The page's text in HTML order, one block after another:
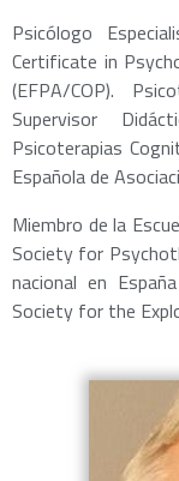
Psicólogo
Certificate in
(EFPA/COP).
Supervisor
Psicoterapias
Española de
Miembro de la
Society for
nacional en
Society for the